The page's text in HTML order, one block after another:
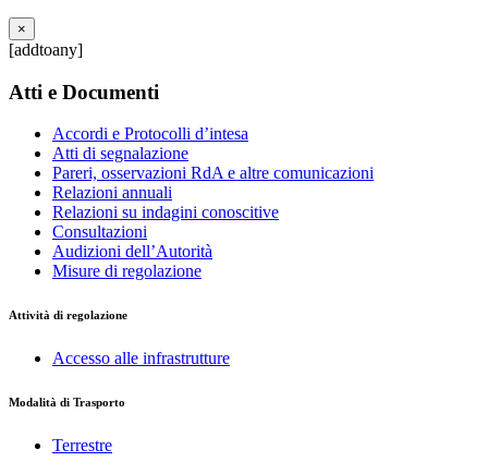
×
[addtoany]
Atti e Documenti
Accordi e Protocolli d’intesa
Atti di segnalazione
Pareri, osservazioni RdA e altre comunicazioni
Relazioni annuali
Relazioni su indagini conoscitive
Consultazioni
Audizioni dell’Autorità
Misure di regolazione
Attività di regolazione
Accesso alle infrastrutture
Modalità di Trasporto
Terrestre